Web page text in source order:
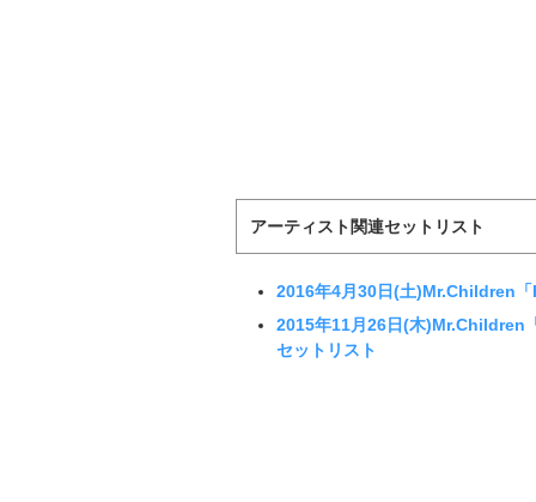
アーティスト関連セットリスト
2016年4月30日(土)Mr.Children
2015年11月26日(木
セットリスト